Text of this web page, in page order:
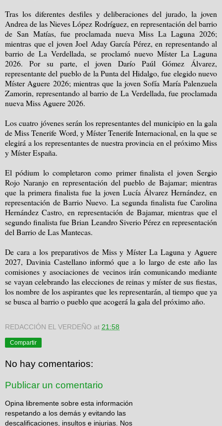
Tras los diferentes desfiles y deliberaciones del jurado, la joven
Andrea de las Nieves López Rodríguez, en representación del barrio
de San Matías, fue proclamada nueva Miss La Laguna 2026;
mientras que el joven Joel Aday García Pérez, en representando al
barrio de La Verdellada, se proclamó nuevo Míster La Laguna
2026. Por su parte, el joven Darío Paúl Gómez Álvarez,
representante del pueblo de la Punta del Hidalgo, fue elegido nuevo
Míster Aguere 2026; mientras que la joven Sofía María Palenzuela
Zamorin, representando al barrio de La Verdellada, fue proclamada
nueva Miss Aguere 2026.
Los cuatro jóvenes serán los representantes del municipio en la gala
de Miss Tenerife Word, y Míster Tenerife Internacional, en la que se
elegirá a los representantes de nuestra provincia en el próximo Miss
y Míster España.
El pódium lo completaron como primer finalista el joven Sergio
Rojo Naranjo en representación del pueblo de Bajamar; mientras
que la primera finalista fue la joven Lucía Álvarez Hernández, en
representación de Barrio Nuevo. La segunda finalista fue Carolina
Hernández Castro, en representación de Bajamar, mientras que el
segundo finalista fue Brian Leandro Siverio Pérez en representación
del Barrio de Las Mantecas.
De cara a los preparativos de Miss y Míster La Laguna y Aguere
2027, Davinia Castellano informó que a lo largo de este año las
comisiones y asociaciones de vecinos irán comunicando mediante
se vayan celebrando las elecciones de reinas y míster de sus fiestas,
los nombre de los aspirantes que les representarán, al tiempo que ya
se busca al barrio o pueblo que acogerá la gala del próximo año.
REDACCIÓN EL VERDEÑO at 21:58
Compartir
No hay comentarios:
Publicar un comentario
Opina libremente sobre esta información
respetando a los demás y evitando las
descalificaciones, insultos e injurias. Nos